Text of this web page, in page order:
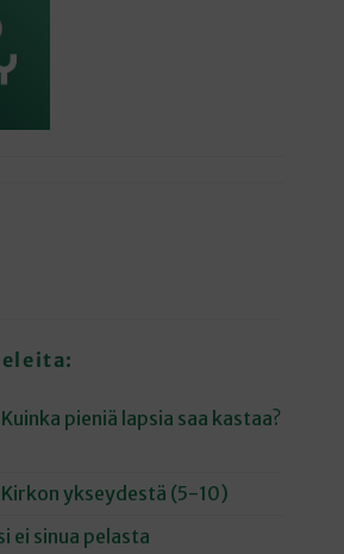
pieniä lapsia saa kastaa?
ykseydestä (5-10)
ei sinua pelasta